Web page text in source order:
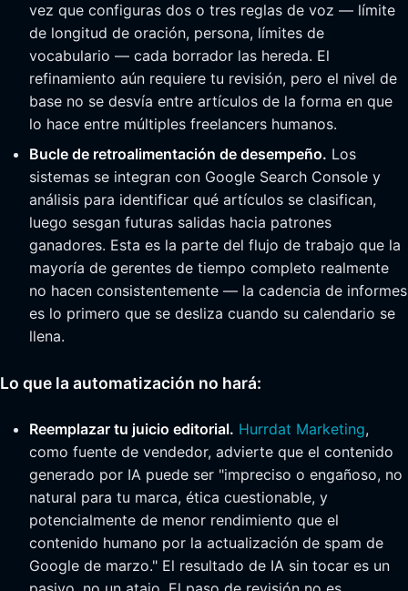
vez que configuras dos o tres reglas de voz — límite
de longitud de oración, persona, límites de
vocabulario — cada borrador las hereda. El
refinamiento aún requiere tu revisión, pero el nivel de
base no se desvía entre artículos de la forma en que
lo hace entre múltiples freelancers humanos.
Bucle de retroalimentación de desempeño. Los
sistemas se integran con Google Search Console y
análisis para identificar qué artículos se clasifican,
luego sesgan futuras salidas hacia patrones
ganadores. Esta es la parte del flujo de trabajo que la
mayoría de gerentes de tiempo completo realmente
no hacen consistentemente — la cadencia de informes
es lo primero que se desliza cuando su calendario se
llena.
Lo que la automatización no hará:
Reemplazar tu juicio editorial. Hurrdat Marketing,
como fuente de vendedor, advierte que el contenido
generado por IA puede ser "impreciso o engañoso, no
natural para tu marca, ética cuestionable, y
potencialmente de menor rendimiento que el
contenido humano por la actualización de spam de
Google de marzo." El resultado de IA sin tocar es un